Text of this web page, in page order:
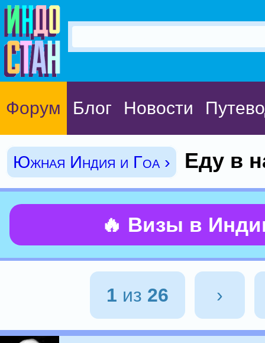
Форум Блог Новости
Южная Индия и Гоа › Еду в
🔥 Визы в
1 из 26 ›